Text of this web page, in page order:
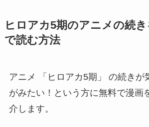
ヒロアカ5期のアニメ の続
で読む方法
アニメ 「ヒロアカ5期」 の続きが
がみたい！という方に無料で漫画
介します。